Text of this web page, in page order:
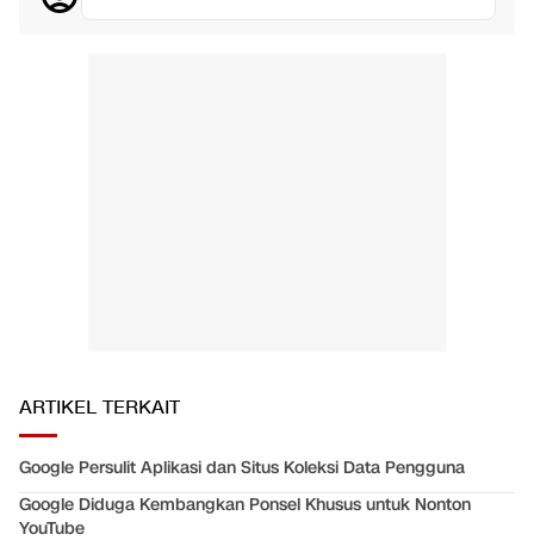
ARTIKEL TERKAIT
Google Persulit Aplikasi dan Situs Koleksi Data Pengguna
Google Diduga Kembangkan Ponsel Khusus untuk Nonton
YouTube